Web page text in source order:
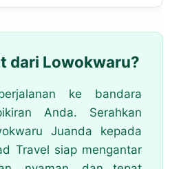
dari Lowokwaru?
ke bandara
Anda. Serahkan
Juanda kepada
Travel siap mengantar